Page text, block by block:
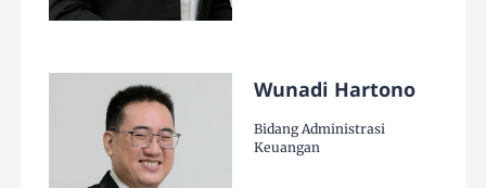
Wunadi Hartono
Bidang Administrasi
Keuangan